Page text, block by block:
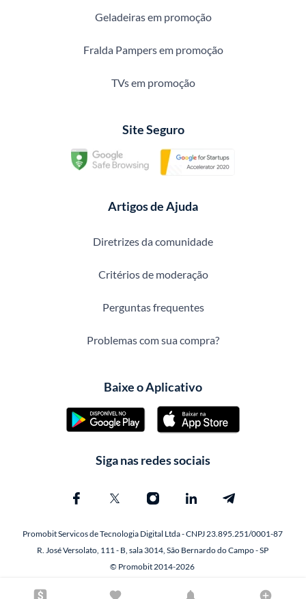
Geladeiras em promoção
Fralda Pampers em promoção
TVs em promoção
Site Seguro
Artigos de Ajuda
Diretrizes da comunidade
Critérios de moderação
Perguntas frequentes
Problemas com sua compra?
Baixe o Aplicativo
Siga nas redes sociais
Promobit Servicos de Tecnologia Digital Ltda - CNPJ 23.895.251/0001-87
R. José Versolato, 111 - B, sala 3014, São Bernardo do Campo - SP
© Promobit 2014-2026